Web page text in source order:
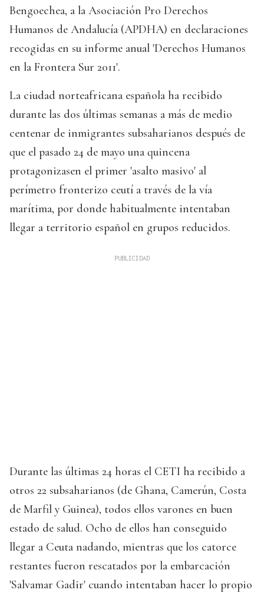
Bengoechea, a la Asociación Pro Derechos
Humanos de Andalucía (APDHA) en declaraciones
recogidas en su informe anual 'Derechos Humanos
en la Frontera Sur 2011'.
La ciudad norteafricana española ha recibido
durante las dos últimas semanas a más de medio
centenar de inmigrantes subsaharianos después de
que el pasado 24 de mayo una quincena
protagonizasen el primer 'asalto masivo' al
perímetro fronterizo ceutí a través de la vía
marítima, por donde habitualmente intentaban
llegar a territorio español en grupos reducidos.
Durante las últimas 24 horas el CETI ha recibido a
otros 22 subsaharianos (de Ghana, Camerún, Costa
de Marfil y Guinea), todos ellos varones en buen
estado de salud. Ocho de ellos han conseguido
llegar a Ceuta nadando, mientras que los catorce
restantes fueron rescatados por la embarcación
'Salvamar Gadir' cuando intentaban hacer lo propio